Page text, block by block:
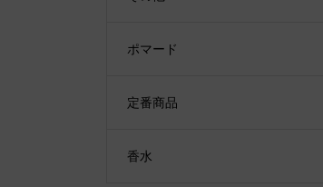
ポマード
定番商品
香水